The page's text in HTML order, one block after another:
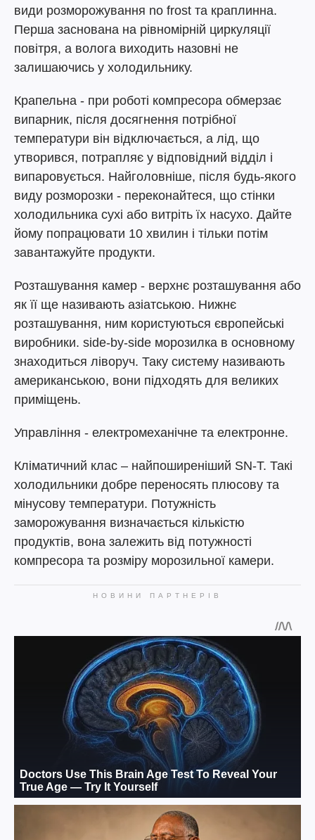
види розморожування no frost та краплинна.
Перша заснована на рівномірній циркуляції
повітря, а волога виходить назовні не
залишаючись у холодильнику.
Крапельна - при роботі компресора обмерзає
випарник, після досягнення потрібної
температури він відключається, а лід, що
утворився, потрапляє у відповідний відділ і
випаровується. Найголовніше, після будь-якого
виду розморозки - переконайтеся, що стінки
холодильника сухі або витріть їх насухо. Дайте
йому попрацювати 10 хвилин і тільки потім
завантажуйте продукти.
Розташування камер - верхнє розташування або
як її ще називають азіатською. Нижнє
розташування, ним користуються європейські
виробники. side-by-side морозилка в основному
знаходиться ліворуч. Таку систему називають
американською, вони підходять для великих
приміщень.
Управління - електромеханічне та електронне.
Кліматичний клас – найпоширеніший SN-T. Такі
холодильники добре переносять плюсову та
мінусову температури. Потужність
заморожування визначається кількістю
продуктів, вона залежить від потужності
компресора та розміру морозильної камери.